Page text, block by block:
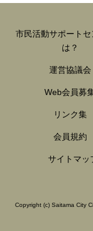
市民活動サポートセ
は？
運営協議会
Web会員募
リンク集
会員規約
サイトマッ
Copyright (c) Saitama City